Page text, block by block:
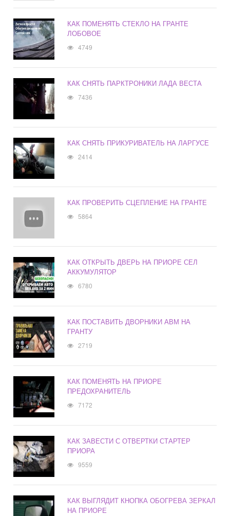
КАК ПОМЕНЯТЬ СТЕКЛО НА ГРАНТЕ
ЛОБОВОЕ
4749
КАК СНЯТЬ ПАРКТРОНИКИ ЛАДА ВЕСТА
7436
КАК СНЯТЬ ПРИКУРИВАТЕЛЬ НА ЛАРГУСЕ
2414
КАК ПРОВЕРИТЬ СЦЕПЛЕНИЕ НА ГРАНТЕ
5864
КАК ОТКРЫТЬ ДВЕРЬ НА ПРИОРЕ СЕЛ
АККУМУЛЯТОР
6780
КАК ПОСТАВИТЬ ДВОРНИКИ АВМ НА
ГРАНТУ
2719
КАК ПОМЕНЯТЬ НА ПРИОРЕ
ПРЕДОХРАНИТЕЛЬ
7172
КАК ЗАВЕСТИ С ОТВЕРТКИ СТАРТЕР
ПРИОРА
9559
КАК ВЫГЛЯДИТ КНОПКА ОБОГРЕВА ЗЕРКАЛ
НА ПРИОРЕ